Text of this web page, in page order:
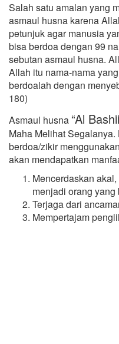
Salah satu amalan yang
asmaul husna karena
petunjuk agar manusia
bisa berdoa dengan 99
sebutan asmaul husna.
Allah itu nama-nama
berdoalah dengan
180)
Asmaul husna
Maha Melihat
berdoa/zikir
akan mendapatkan
Mencerdaskan
menjadi orang
Terjaga dari
Mempertajam